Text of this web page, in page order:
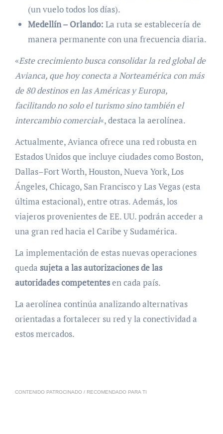
(un vuelo todos los días).
Medellín – Orlando: La ruta se establecería de
manera permanente con una frecuencia diaria.
«Este crecimiento busca consolidar la red global de
Avianca, que hoy conecta a Norteamérica con más
de 80 destinos en las Américas y Europa,
facilitando no solo el turismo sino también el
intercambio comercial«, destaca la aerolínea.
Actualmente, Avianca ofrece una red robusta en
Estados Unidos que incluye ciudades como Boston,
Dallas–Fort Worth, Houston, Nueva York, Los
Ángeles, Chicago, San Francisco y Las Vegas (esta
última estacional), entre otras. Además, los
viajeros provenientes de EE. UU. podrán acceder a
una gran red hacia el Caribe y Sudamérica.
La implementación de estas nuevas operaciones
queda sujeta a las autorizaciones de las
autoridades competentesen cada país.
La aerolínea continúa analizando alternativas
orientadas a fortalecer su red y la conectividad a
estos mercados.
CONTENIDO PATROCINADO / RECOMENDADO PARA TI